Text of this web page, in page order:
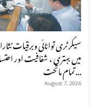
سیکرٹری توانائی وبرقیات
میں بہتری ، شفافیت اور
تمام ماتحت...
August 7, 2026